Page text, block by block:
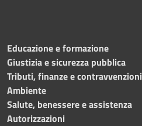
Educazione e formazione
Giustizia e sicurezza pubblica
Tributi, finanze e contravvenzioni
Ambiente
Salute, benessere e assistenza
Autorizzazioni